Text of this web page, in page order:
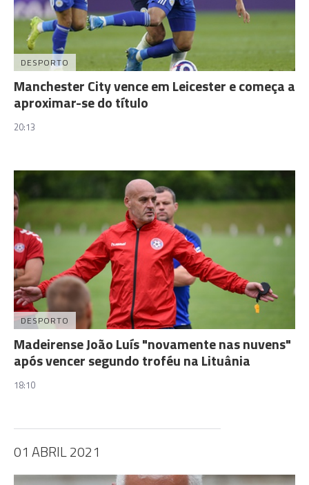
DESPORTO
Manchester City vence em Leicester e começa a
aproximar-se do título
20:13
DESPORTO
Madeirense João Luís "novamente nas nuvens"
após vencer segundo troféu na Lituânia
18:10
01 ABRIL 2021